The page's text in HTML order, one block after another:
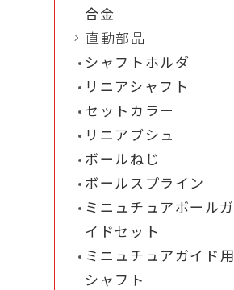
合金
直動部品
シャフトホルダ
リニアシャフト
セットカラー
リニアブシュ
ボールねじ
ボールスプライン
ミニュチュアボールガ
イドセット
ミニュチュアガイド用
シャフト